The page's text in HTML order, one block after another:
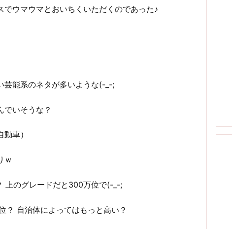
ウマウマとおいちくいただくのであった♪
芸能系のネタが多いような(-_-;
でいそうな？
車）
ｗ
上のグレードだと300万位で(-_-;
？ 自治体によってはもっと高い？